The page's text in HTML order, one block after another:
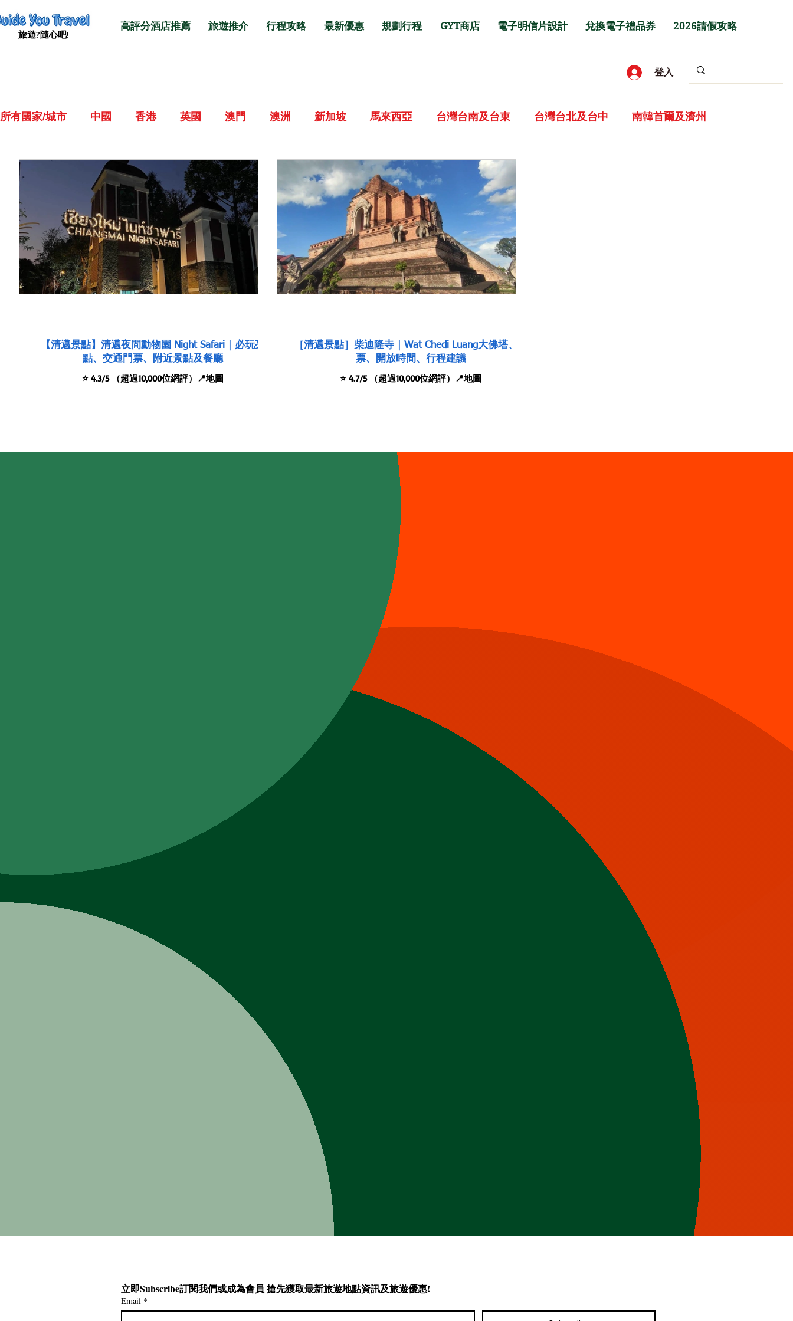
旅遊​?隨心吧!
高評分酒店推薦 旅遊推介 行程攻略 最新優惠 規劃行程 GYT商店 電子明信片設計 兌換電子禮品券 2026請假攻略
登入
所有國家/城市 中國 香港 英國 澳門 澳洲 新加坡 馬來西亞 台灣台南及台東 台灣台北及台中 南韓首爾及濟州
日本東京及近郊 日本大阪及近郊 日本北海道 日本京都/神戶/奈良 日本名古屋 日本福岡及熊本
越南胡志明市及芽莊 越南河內及峴港 泰國曼谷/芭堤雅 泰國清邁/清萊
【清邁景點】清邁夜間動物園 Night Safari｜必玩亮
點、交通門票、附近景點及餐廳
⭐️ 4.3/5 （超過10,000位網評）📍地圖
［清邁景點］柴迪隆寺｜Wat Chedi Luang大佛塔、門
票、開放時間、行程建議
⭐️ 4.7/5 （超過10,000位網評）📍地圖
立即Subscribe訂閱我們或成為會員 搶先獲取最新旅遊地點資訊及旅遊優惠!
Email *